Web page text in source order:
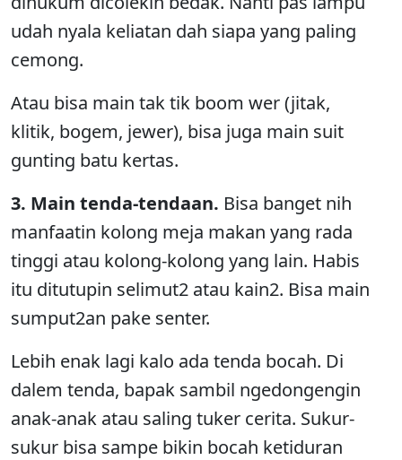
udah nyala keliatan dah siapa yang paling
cemong.
Atau bisa main tak tik boom wer (jitak,
klitik, bogem, jewer), bisa juga main suit
gunting batu kertas.
3. Main tenda-tendaan. Bisa banget nih
manfaatin kolong meja makan yang rada
tinggi atau kolong-kolong yang lain. Habis
itu ditutupin selimut2 atau kain2. Bisa main
sumput2an pake senter.
Lebih enak lagi kalo ada tenda bocah. Di
dalem tenda, bapak sambil ngedongengin
anak-anak atau saling tuker cerita. Sukur-
sukur bisa sampe bikin bocah ketiduran